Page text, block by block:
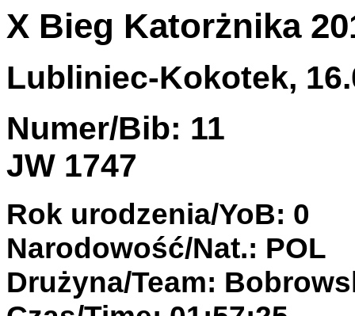
X Bieg Katorżnika
Lubliniec-Kokotek,
Numer/Bib: 11
JW 1747
Rok urodzenia/YoB: 0
Narodowość/Nat.: POL
Drużyna/Team: